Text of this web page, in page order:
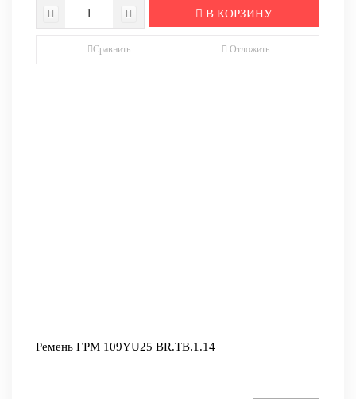
В КОРЗИНУ
Сравнить Отложить
Ремень ГРМ 109YU25 BR.TB.1.14